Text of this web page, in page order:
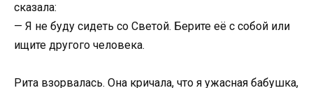
сказала:
— Я не буду сидеть со Светой. Берите её с собой или
ищите другого человека.
Рита взорвалась. Она кричала, что я ужасная бабушка,